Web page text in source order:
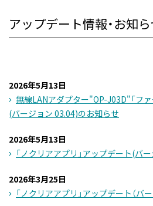
アップデート情報・お知
2026年5月13日
無線LANアダプター"OP-J03D"「フ
(バージョン 03.04)のお知らせ
2026年5月13日
「ノクリアアプリ」アップデート(バ
2026年3月25日
「ノクリアアプリ」アップデート（バ